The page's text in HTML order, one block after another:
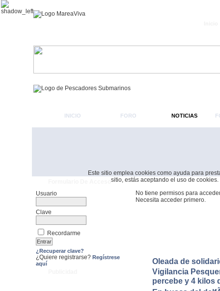
Este sitio emplea cookies como ayuda para
sitio, estás aceptando el uso de cookies.
INICIO FORO NOTICIAS
Usuario
Clave
Recordarme
¿Recuperar clave?
¿Quiere registrarse? Regístrese
aquí
No tiene permisos para
Necesita acceder primero.
Oleada de
Vigilancia
percebe y 4 kilos